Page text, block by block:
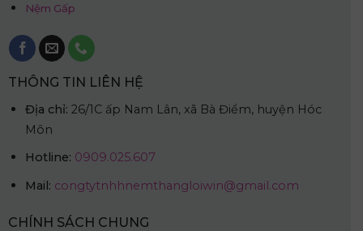
Nệm Gấp
THÔNG TIN LIÊN HỆ
Địa chỉ: 26/1C ấp Nam Lân, xã Bà Điểm, huyện Hóc
Môn
Hotline: 0909.025.607
Mail: congtytnhhnemthangloiwin@gmail.com
CHÍNH SÁCH CHUNG